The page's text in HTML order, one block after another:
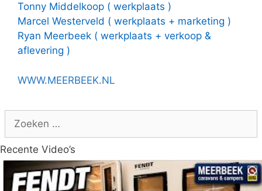
Tonny Middelkoop ( werkplaats )
Marcel Westerveld ( werkplaats + marketing )
Ryan Meerbeek ( werkplaats + verkoop &
aflevering )
WWW.MEERBEEK.NL
naar:
Recente Video’s